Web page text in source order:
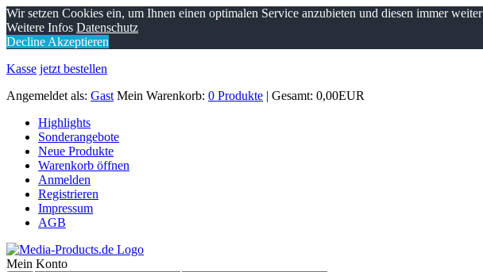
Wir setzen Cookies ein, um Ihnen einen optimalen Service anzubieten und diesen immer
Weitere Infos Datenschutz
Decline Akzeptieren
Kasse jetzt bestellen
Angemeldet als: Gast Mein Warenkorb: 0 Produkte | Gesamt: 0,00EUR
Highlights
Sonderangebote
Neue Produkte
Warenkorb öffnen
Anmelden
Registrieren
Impressum
AGB
Mein Konto